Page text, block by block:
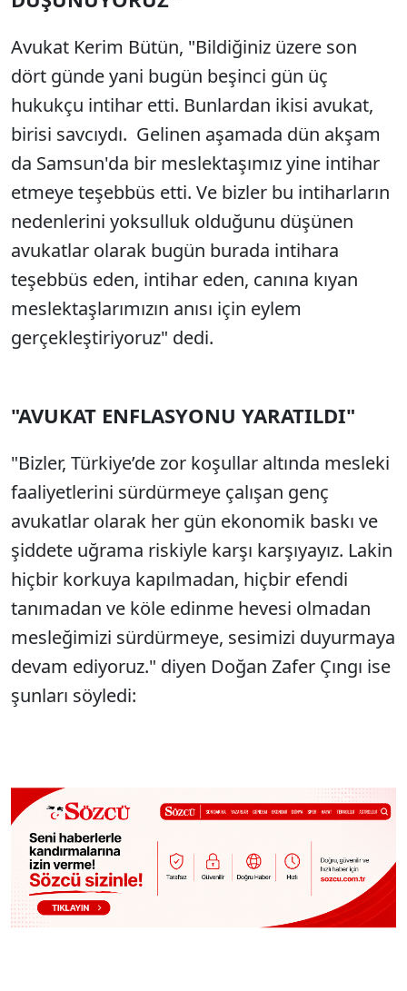
Avukat Kerim Bütün, "Bildiğiniz üzere son
dört günde yani bugün beşinci gün üç
hukukçu intihar etti. Bunlardan ikisi avukat,
birisi savcıydı. Gelinen aşamada dün akşam
da Samsun'da bir meslektaşımız yine intihar
etmeye teşebbüs etti. Ve bizler bu intiharların
nedenlerini yoksulluk olduğunu düşünen
avukatlar olarak bugün burada intihara
teşebbüs eden, intihar eden, canına kıyan
meslektaşlarımızın anısı için eylem
gerçekleştiriyoruz" dedi.
"AVUKAT ENFLASYONU YARATILDI"
"Bizler, Türkiye’de zor koşullar altında mesleki
faaliyetlerini sürdürmeye çalışan genç
avukatlar olarak her gün ekonomik baskı ve
şiddete uğrama riskiyle karşı karşıyayız. Lakin
hiçbir korkuya kapılmadan, hiçbir efendi
tanımadan ve köle edinme hevesi olmadan
mesleğimizi sürdürmeye, sesimizi duyurmaya
devam ediyoruz." diyen Doğan Zafer Çıngı ise
şunları söyledi: